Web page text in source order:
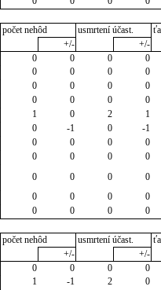
počet nehôd usmrtení účast.
+/-
+/-
0 0 0 0
0 0 0 0
0 0 0 0
0 0 0 0
1 0 2 1
0 -1 0 -1
0 0 0 0
0 0 0 0
0 0 0 0
0 0 0 0
0 0 0 0
počet nehôd usmrtení účast.
+/-
+/-
0 0 0 0
1 -1 2 0